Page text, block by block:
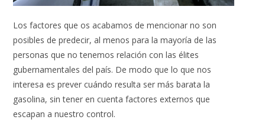
Los factores que os acabamos de mencionar no son
posibles de predecir, al menos para la mayoría de las
personas que no tenemos relación con las élites
gubernamentales del país. De modo que lo que nos
interesa es prever cuándo resulta ser más barata la
gasolina, sin tener en cuenta factores externos que
escapan a nuestro control.